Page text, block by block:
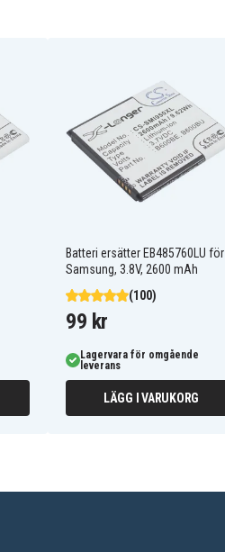
Batteri ersätter EB485760LU för
Samsung, 3.8V, 2600 mAh
(100)
99 kr
Lagervara för omgående
leverans
LÄGG I VARUKORG